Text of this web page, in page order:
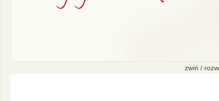
zwiń /